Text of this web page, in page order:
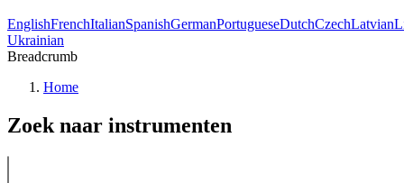
EnglishFrenchItalianSpanishGermanPortugueseDutchCzechLatvian
Ukrainian
Breadcrumb
Home
Zoek naar instrumenten